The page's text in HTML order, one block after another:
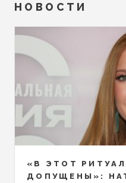
НОВОСТИ
«В ЭТОТ
ДОПУЩЕНЫ»: